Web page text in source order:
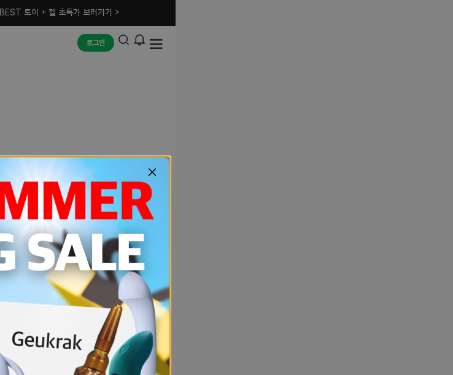
BEST 토이 + 젤 초특가 보러가기 >
로그인
예상치 못한 에러입니다.